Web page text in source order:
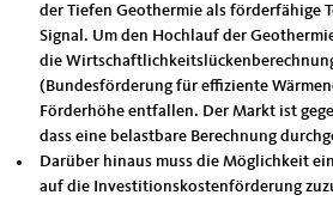
der Tiefen Geothermie als förderfähige
Signal. Um den Hochlauf der
die
(Bundesförderung für effiziente
Förderhöhe entfallen. Der Markt ist
dass eine belastbare Berechnung
Darüber hinaus muss die Möglichkeit
auf die Investitionskostenförderung